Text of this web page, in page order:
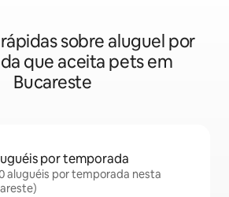
sobre aluguel por
que aceita pets em
Bucareste
por temporada
aluguéis por temporada nesta